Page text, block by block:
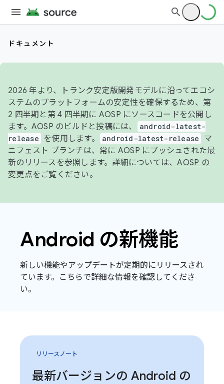
ドキュメント
2026 年より、トランク安定版開発モデルに沿ってエコシ
ステムのプラットフォームの安定性を確保するため、第
2 四半期と第 4 四半期に AOSP にソースコードを公開し
ます。AOSP のビルドと投稿には、
android-latest-
release
を使用します。 android-latest-release
マ
ニフェスト ブランチは、常に AOSP にプッシュされた最
新のリリースを参照します。詳細については、AOSP の
変更点をご覧ください。
Android の新機能
新しい機能やアップデートが定期的にリリースされ
ています。こちらで詳細な情報を確認してくださ
い。
リリースノート
最新バージョンの Android の